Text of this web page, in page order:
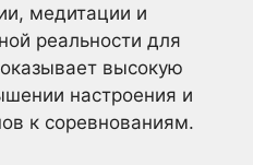
медитации и
реальности для
высокую
настроения и
к соревнованиям.